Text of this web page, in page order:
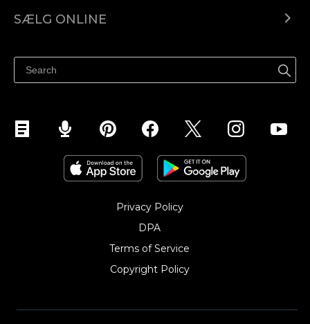
Pris
SÆLG ONLINE
Sælg på Facebook
Sælg på Instagram
Privacy Policy
DPA
Terms of Service
Copyright Policy‎